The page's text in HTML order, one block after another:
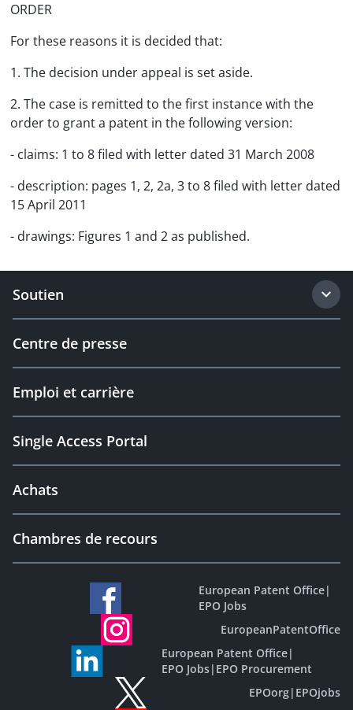
ORDER
For these reasons it is decided that:
1. The decision under appeal is set aside.
2. The case is remitted to the first instance with the
order to grant a patent in the following version:
- claims: 1 to 8 filed with letter dated 31 March 2008
- description: pages 1, 2, 2a, 3 to 8 filed with letter dated
15 April 2011
- drawings: Figures 1 and 2 as published.
Soutien
Centre de presse
Emploi et carrière
Single Access Portal
Achats
Chambres de recours
European Patent Office|
EPO Jobs
EuropeanPatentOffice
European Patent Office|
EPO Jobs| EPO Procurement
EPOorg| EPOjobs